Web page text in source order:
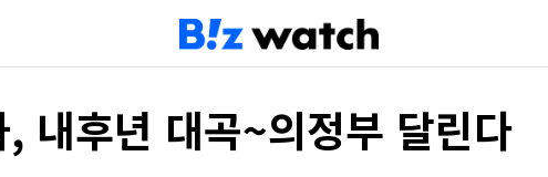
내후년 대곡~의정부 달린다